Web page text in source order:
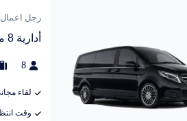
رجل اعمال
أدارية 8 مقاعد
8
لقاء
وقت